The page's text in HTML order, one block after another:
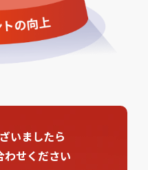
いましたら
わせください